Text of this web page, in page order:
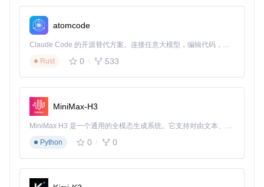
场景落地：从实验室到课堂的技术民主化
开发者工具链：独立游戏的低成本测试方案
独立游戏工作室"像素工坊"通过fpPS4在开发初期就完成了PS4
版本的兼容性测试，省去了购买开发机的2000美元成本。他们
教育研究案例：高校如何用模拟器教计算机架构？
麻省理工学院的"主机系统架构"课程将fpPS4作为教学案例，
学生通过修改兼容层代码直观理解：
atomcode
Claude Code 的开源替代方案。连接任意大模型，编辑代码，运行命令，自动验证 — 全自动执行。用 Rust 构建，极致性能。 ｜ An open-source alternative to Claude Code. Connect any LLM, edit code, run commands, and verify changes — autonomously. Built in Rust for speed. Get Started
Rust
0 533
MiniMax-H3
MiniMax H3 是一个通用的全模态生成系统。它支持对由文本、图像、视频和音频组成的多模态上下文进行统一理解，并能生成分辨率高达 2K、时长可达 15 秒的带原生立体声音频的视频。得益于面向任务泛化的系统设计，H3 在预训练阶段就已具备广泛的多模态上下文理解与生成能力，能够出色地执行复杂的多模态指令。
Python
0 0